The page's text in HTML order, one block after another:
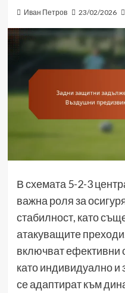
Иван Петров 23/02/2026
В схемата 5-2-3
важна роля за
стабилност, като
атакуващите
включват ефективни
като индивидуално и
се адаптират към